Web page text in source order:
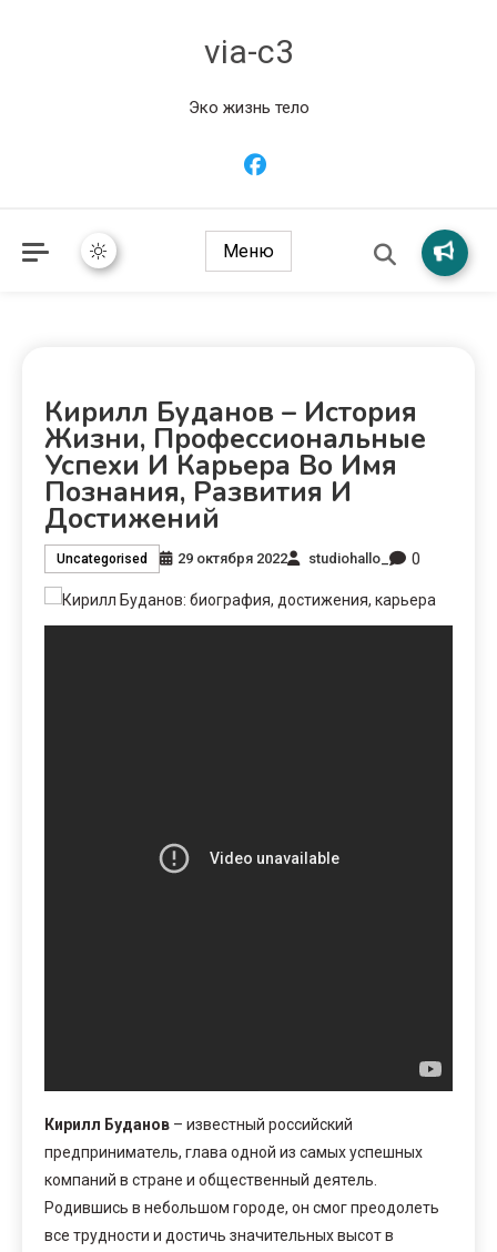
via-c3
Эко жизнь тело
Меню
Кирилл Буданов – История
Жизни, Профессиональные
Успехи И Карьера Во Имя
Познания, Развития И
Достижений
Uncategorised 29 октября 2022 studiohallo_ 0
Кирилл Буданов – известный российский
предприниматель, глава одной из самых успешных
компаний в стране и общественный деятель.
Родившись в небольшом городе, он смог преодолеть
все трудности и достичь значительных высот в